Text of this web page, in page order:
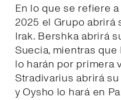
En lo que se refiere
2025 el Grupo abrirá
Irak. Bershka abrirá
Suecia, mientras
lo harán por primera
Stradivarius abrirá
y Oysho lo hará en